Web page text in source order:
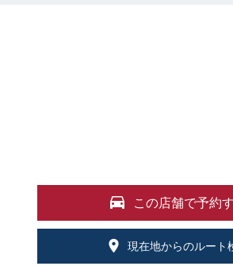
この店舗で予約
現在地からのルート